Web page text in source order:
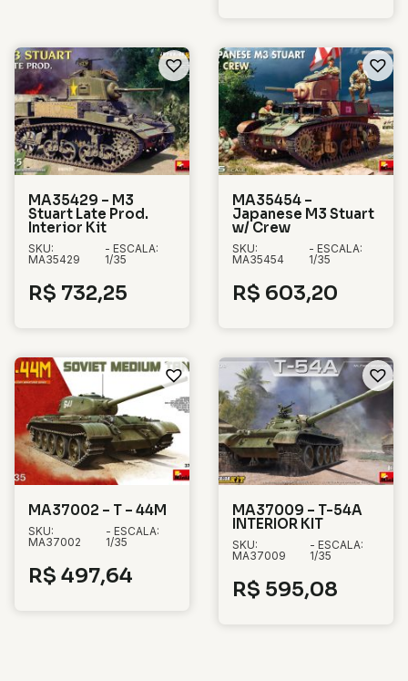
MA35429 – M3
Stuart Late Prod.
Interior Kit
SKU:
MA35429
- ESCALA:
1/35
R$ 732,25
MA35454 –
Japanese M3 Stuart
w/ Crew
SKU:
MA35454
- ESCALA:
1/35
R$ 603,20
MA37002 – T – 44M
SKU:
MA37002
- ESCALA:
1/35
R$ 497,64
MA37009 – T-54A
INTERIOR KIT
SKU:
MA37009
- ESCALA:
1/35
R$ 595,08